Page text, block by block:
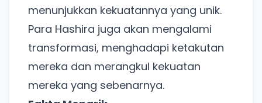
menunjukkan kekuatannya yang unik.
Para Hashira juga akan mengalami
transformasi, menghadapi ketakutan
mereka dan merangkul kekuatan
mereka yang sebenarnya.